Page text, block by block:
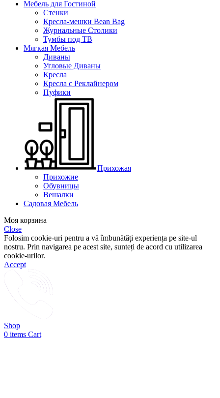
Мебель для Гостиной
Стенки
Кресла-мешки Bean Bag
Журнальные Столики
Тумбы под ТВ
Мягкая Мебель
Диваны
Угловые Диваны
Кресла
Кресла с Реклайнером
Пуфики
Прихожая
Прихожие
Обувницы
Вешалки
Садовая Мебель
Моя корзина
Close
Folosim cookie-uri pentru a vă îmbunătăți experiența pe site-ul
nostru. Prin navigarea pe acest site, sunteți de acord cu utilizarea
cookie-urilor.
Accept
Shop
0 items Cart